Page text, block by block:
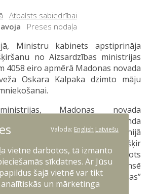
Atbalsts sabiedrībai
Preses nodaļa
Ministru kabinets apstiprināja
no Aizsardzības ministrijas
4058 eiro apmērā Madonas novada
Oskara Kalpaka dzimto māju
Madonas novada
Oskara Kalpaka piemiņas fonda
Borovkovas 2009. gada 29. jūnijā
paredz, ka ministrija piešķir
apsaimniekošanai, ja tiek izdots
kabineta rīkojums, un līdzfinansē
īpašuma „Liepsalas”
kārtējā gada tāmes.
Valoda: English Latviešu
vietne darbotos, tā izmanto
sīkdatnes. Ar Jūsu
šajā vietnē var tikt
un mārketinga